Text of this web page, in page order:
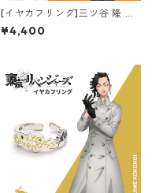
[イヤカフリング]三ツ谷 隆 東
京リベンジャーズ
¥4,400